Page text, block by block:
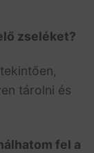
zseléket?
tárolni és
fel a